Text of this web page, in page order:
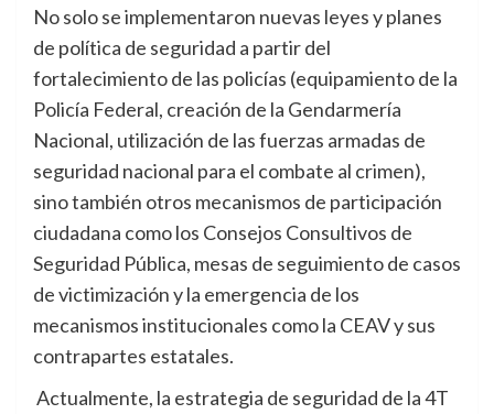
No solo se implementaron nuevas leyes y planes
de política de seguridad a partir del
fortalecimiento de las policías (equipamiento de la
Policía Federal, creación de la Gendarmería
Nacional, utilización de las fuerzas armadas de
seguridad nacional para el combate al crimen),
sino también otros mecanismos de participación
ciudadana como los Consejos Consultivos de
Seguridad Pública, mesas de seguimiento de casos
de victimización y la emergencia de los
mecanismos institucionales como la CEAV y sus
contrapartes estatales.
Actualmente, la estrategia de seguridad de la 4T